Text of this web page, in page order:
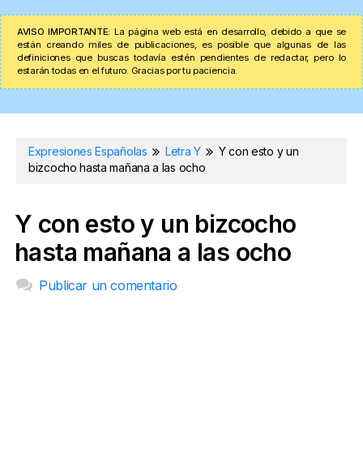
AVISO IMPORTANTE: La página web está en desarrollo, debido a que se
están creando miles de publicaciones, es posible que algunas de las
definiciones que buscas todavía estén pendientes de redactar, pero lo
estarán todas en el futuro. Gracias por tu paciencia.
Expresiones Españolas Letra Y
Y con esto y un
bizcocho hasta mañana a las ocho
Y con esto y un bizcocho
hasta mañana a las ocho
Publicar un comentario